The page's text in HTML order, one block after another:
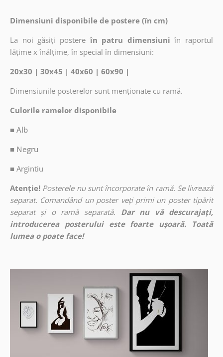
Dimensiuni disponibile de postere (în cm)
La noi găsiți postere în patru dimensiuni în raportul
lățime x înălțime, în special în dimensiuni:
20x30 | 30x45 | 40x60 | 60x90 |
Dimensiunile posterelor sunt menționate cu ramă.
Culorile ramelor disponibile
■ Alb
■ Negru
■ Argintiu
Atenție! Posterele nu sunt încorporate în ramă. Se livrează
separat. Comandând un poster veți primi un poster tipărit
separat și o ramă separată.
Dar nu vă descurajați,
introducerea posterului este foarte ușoară. Toată
lumea o poate face!